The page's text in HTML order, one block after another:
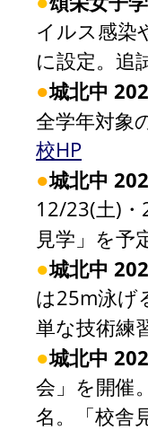
イルス感染
に設定。追
●城北中
全学年対象
校HP
●城北中
12/23(土)・
見学」を予
●城北中
は25m泳げ
単な技術練
●城北中
会」を開催
名。「校舎